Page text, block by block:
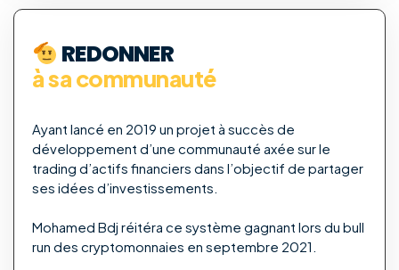
REDONNER
à sa communauté
Ayant lancé en 2019 un projet à succès de
développement d’une communauté axée sur le
trading d’actifs financiers dans l’objectif de partager
ses idées d’investissements.
Mohamed Bdj réitéra ce système gagnant lors du bull
run des cryptomonnaies en septembre 2021.